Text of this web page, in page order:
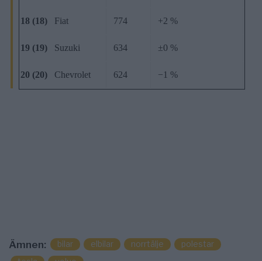
18 (18) Fiat 774 +2 %
19 (19) Suzuki 634 ±0 %
20 (20) Chevrolet 624 −1 %
Ämnen: bilar elbilar norrtälje
polestar